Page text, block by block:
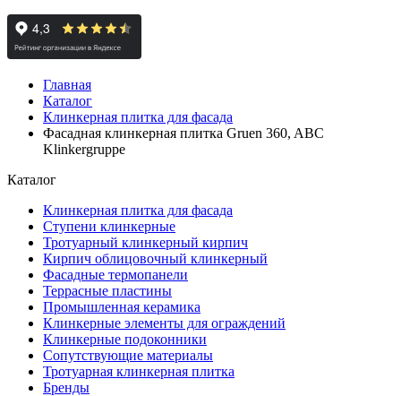
Главная
Каталог
Клинкерная плитка для фасада
Фасадная клинкерная плитка Gruen 360, ABC
Klinkergruppe
Каталог
Клинкерная плитка для фасада
Ступени клинкерные
Тротуарный клинкерный кирпич
Кирпич облицовочный клинкерный
Фасадные термопанели
Террасные пластины
Промышленная керамика
Клинкерные элементы для ограждений
Клинкерные подоконники
Сопутствующие материалы
Тротуарная клинкерная плитка
Бренды